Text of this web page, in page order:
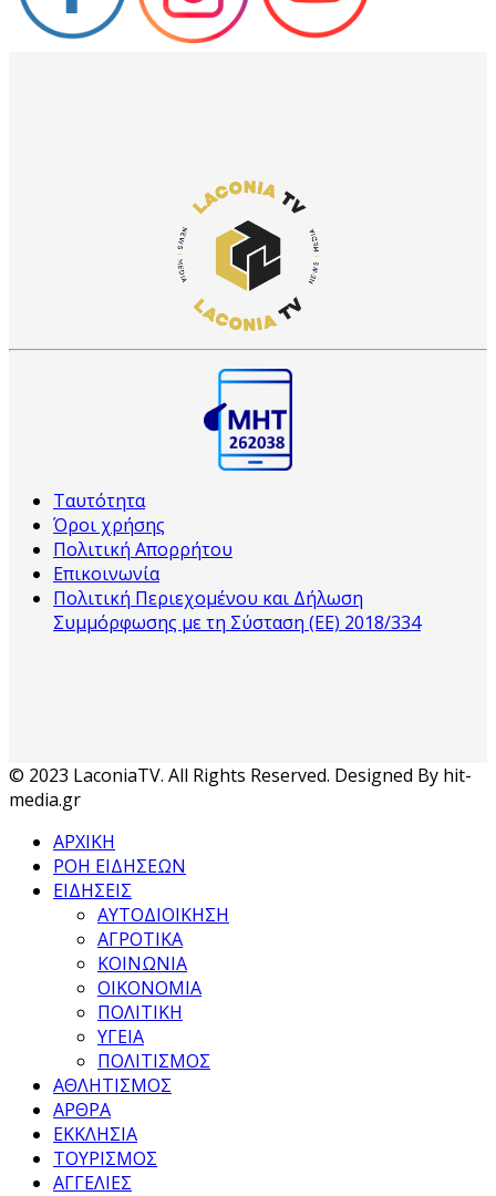
Ταυτότητα
Όροι χρήσης
Πολιτική Απορρήτου
Επικοινωνία
Πολιτική Περιεχομένου και Δήλωση
Συμμόρφωσης με τη Σύσταση (ΕΕ) 2018/334
© 2023 LaconiaTV. All Rights Reserved. Designed By hit-
media.gr
ΑΡΧΙΚΗ
ΡΟΗ ΕΙΔΗΣΕΩΝ
ΕΙΔΗΣΕΙΣ
ΑΥΤΟΔΙΟΙΚΗΣΗ
ΑΓΡΟΤΙΚΑ
ΚΟΙΝΩΝΙΑ
ΟΙΚΟΝΟΜΙΑ
ΠΟΛΙΤΙΚΗ
ΥΓΕΙΑ
ΠΟΛΙΤΙΣΜΟΣ
ΑΘΛΗΤΙΣΜΟΣ
ΑΡΘΡΑ
ΕΚΚΛΗΣΙΑ
ΤΟΥΡΙΣΜΟΣ
ΑΓΓΕΛΙΕΣ